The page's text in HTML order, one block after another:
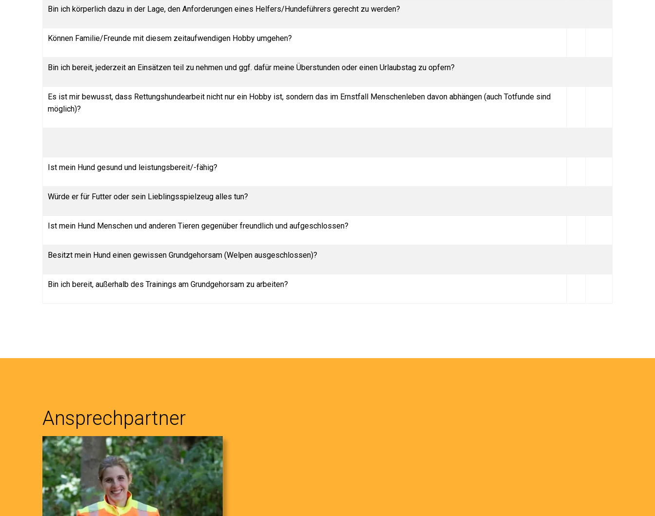
Bin ich körperlich dazu in der Lage, den Anforderungen eines Helfers/Hundeführers gerecht zu werden?
Können Familie/Freunde mit diesem zeitaufwendigen Hobby umgehen?
Bin ich bereit, jederzeit an Einsätzen teil zu nehmen und ggf. dafür meine Überstunden oder einen Urlaubstag zu opfern?
Es ist mir bewusst, dass Rettungshundearbeit nicht nur ein Hobby ist, sondern das im Ernstfall Menschenleben davon abhängen (auch Totfunde sind
möglich)?
Ist mein Hund gesund und leistungsbereit/-fähig?
Würde er für Futter oder sein Lieblingsspielzeug alles tun?
Ist mein Hund Menschen und anderen Tieren gegenüber freundlich und aufgeschlossen?
Besitzt mein Hund einen gewissen Grundgehorsam (Welpen ausgeschlossen)?
Bin ich bereit, außerhalb des Trainings am Grundgehorsam zu arbeiten?
Ansprechpartner